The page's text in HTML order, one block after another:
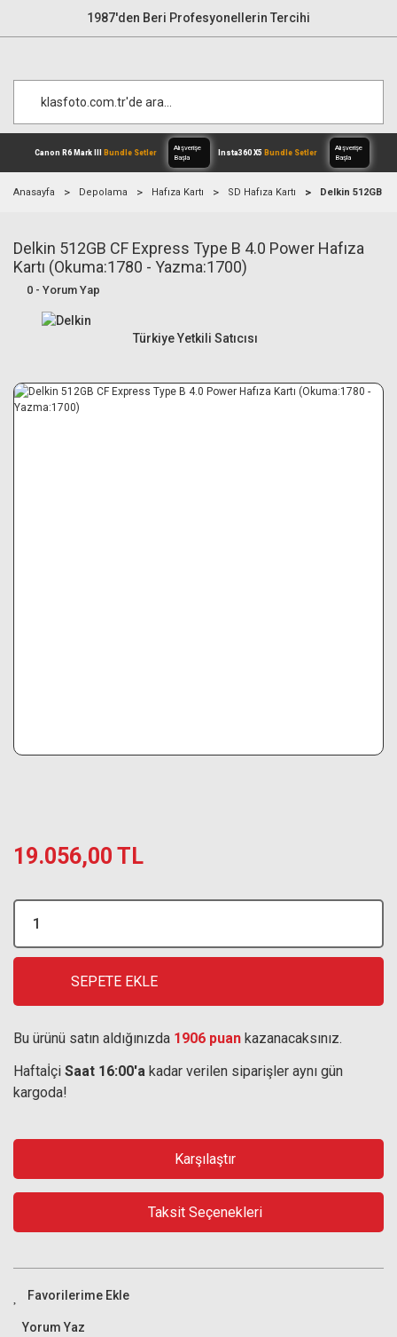
1987'den Beri Profesyonellerin Tercihi
Canon R6 Mark IIIBundle Setler
Alışverişe
Anasayfa Depolama Hafıza Kartı SD Hafıza Kartı Delkin 512GB
Delkin 512GB CF Express Type B 4.0 Power Hafıza
Kartı (Okuma:1780 - Yazma:1700)
0 - Yorum Yap
Türkiye Yetkili Satıcısı
19.056,00 TL
SEPETE EKLE
Bu ürünü satın aldığınızda 1906 puan kazanacaksınız.
Haftaİçi Saat 16:00'a kadar verilen siparişler aynı gün
kargoda!
Karşılaştır
Taksit Seçenekleri
Yorum Yaz